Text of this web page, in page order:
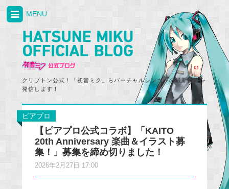
クリプトン公式！「初音ミク」らバーチャルシンガーの最新情報を
発信します！
MENU
ピアプロ
【ピアプロ公式コラボ】「KAITO
20th Anniversary 楽曲＆イラスト募
集！」募集を締め切りました！
2026年2月27日 17:00